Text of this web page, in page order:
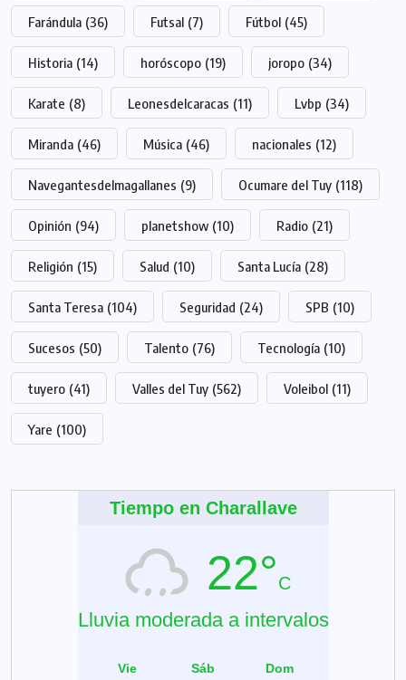
Farándula (36) Futsal (7) Fútbol (45)
Historia (14) horóscopo (19) joropo (34)
Karate (8) Leonesdelcaracas (11) Lvbp (34)
Miranda (46) Música (46) nacionales (12)
Navegantesdelmagallanes (9) Ocumare del Tuy (118)
Opinión (94) planetshow (10) Radio (21)
Religión (15) Salud (10) Santa Lucía (28)
Santa Teresa (104) Seguridad (24) SPB (10)
Sucesos (50) Talento (76) Tecnología (10)
tuyero (41) Valles del Tuy (562) Voleibol (11)
Yare (100)
Tiempo en Charallave
22°C
Lluvia moderada a intervalos
Vie Sáb Dom